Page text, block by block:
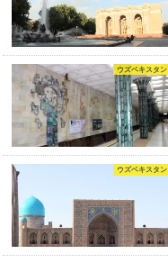
ウズベキスタン
ウズベキスタン